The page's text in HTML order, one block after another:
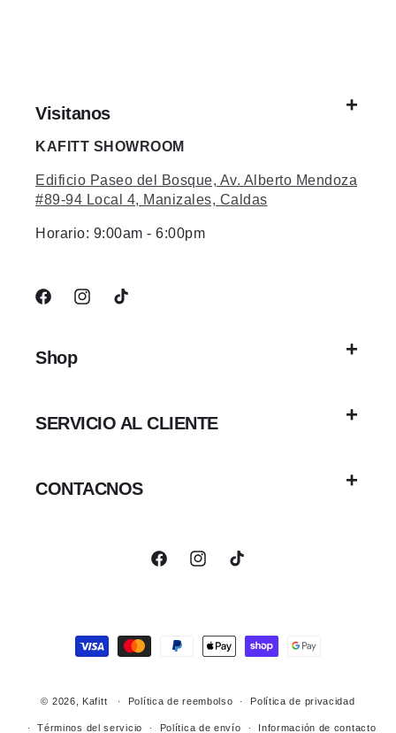
Visitanos
KAFITT SHOWROOM
Edificio Paseo del Bosque, Av. Alberto Mendoza
#89-94 Local 4, Manizales, Caldas
Horario: 9:00am - 6:00pm
FacebookInstagramTikTok
Shop
SERVICIO AL CLIENTE
CONTACNOS
FacebookInstagramTikTok
de
© 2026, Kafitt Política de reembolso Política de privacidad
Términos del servicio Política de envío Información de contacto